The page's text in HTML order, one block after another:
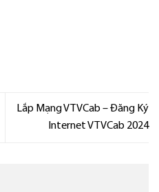
Lắp Mạng VTVCab – Đăng Ký
Internet VTVCab 2024